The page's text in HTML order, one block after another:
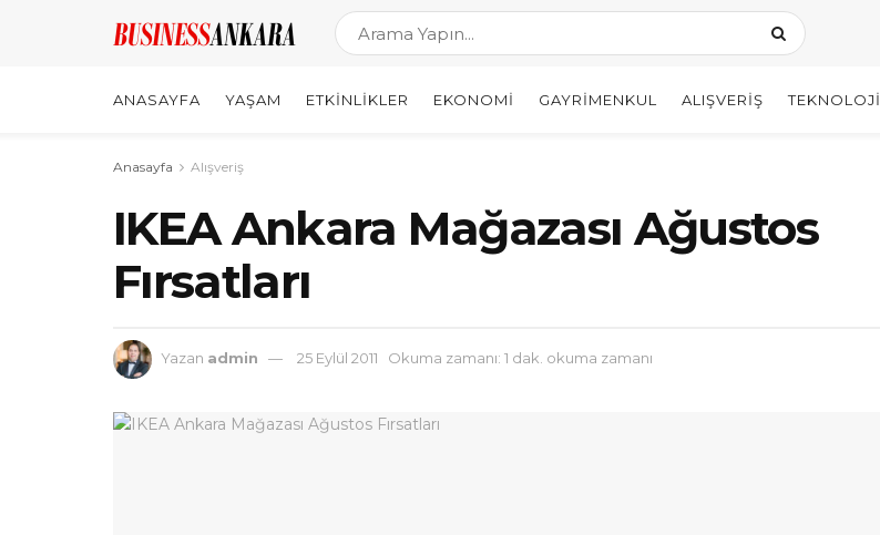
ANASAYFA YAŞAM ETKINLIKLER EKONOMI GAYRIMENKUL ALIŞVERIŞ TEKNOLOJI
Anasayfa Alışveriş
IKEA Ankara Mağazası Ağustos
Fırsatları
Yazan admin 25 Eylül 2011 Okuma zamanı: 1 dak. okuma zamanı